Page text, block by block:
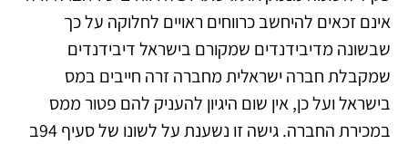
אינם זכאים להיחשב כרווחים ראויים לחלוקה על כך
שבשונה מדיבידנדים שמקורם בישראל דיבידנדים
שמקבלת חברה ישראלית מחברה זרה חייבים במס
בישראל ועל כן, אין שום היגיון להעניק להם פטור ממס
במכירת החברה. גישה זו נשענת על לשונו של סעיף 94ב